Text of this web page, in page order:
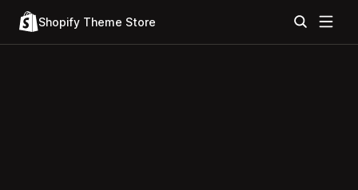
Shopify Theme Store